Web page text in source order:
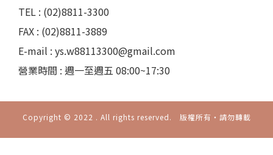
TEL : (02)8811-3300
FAX : (02)8811-3889
E-mail : ys.w88113300@gmail.com
營業時間 : 週一至週五 08:00~17:30
Copyright © 2022 . All rights reserved. 版權所有‧請勿轉載